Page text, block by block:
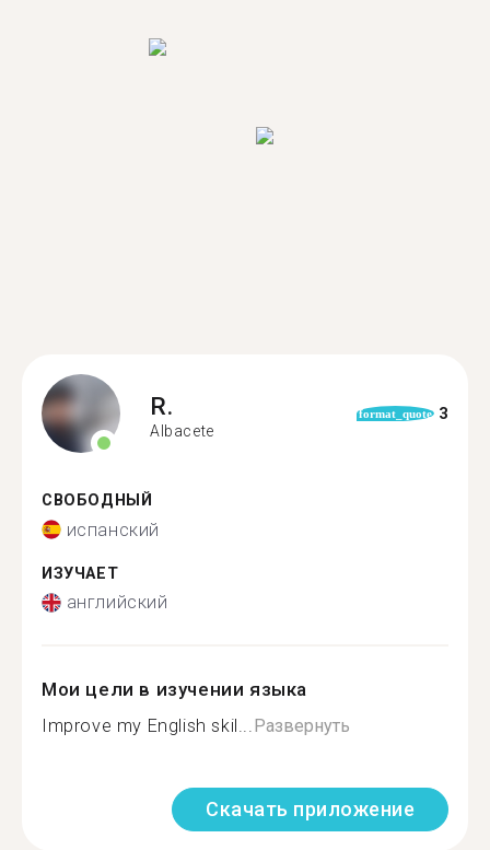
R.
Albacete
format_quote 3
СВОБОДНЫЙ
испанский
ИЗУЧАЕТ
английский
Мои цели в изучении языка
Improve my English skil...Развернуть
Скачать приложение